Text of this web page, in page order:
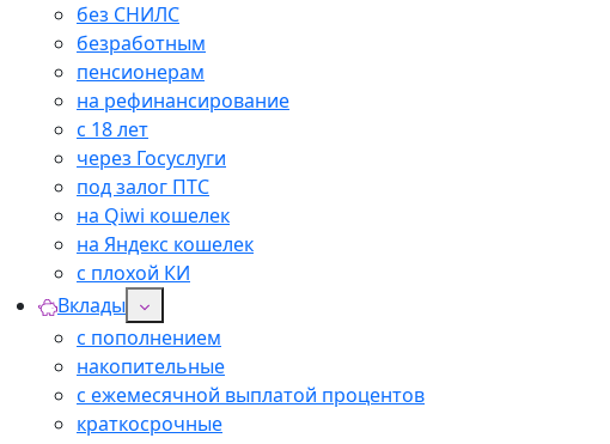
без СНИЛС
безработным
пенсионерам
на рефинансирование
с 18 лет
через Госуслуги
под залог ПТС
на Qiwi кошелек
на Яндекс кошелек
с плохой КИ
Вклады
с пополнением
накопительные
с ежемесячной выплатой процентов
краткосрочные